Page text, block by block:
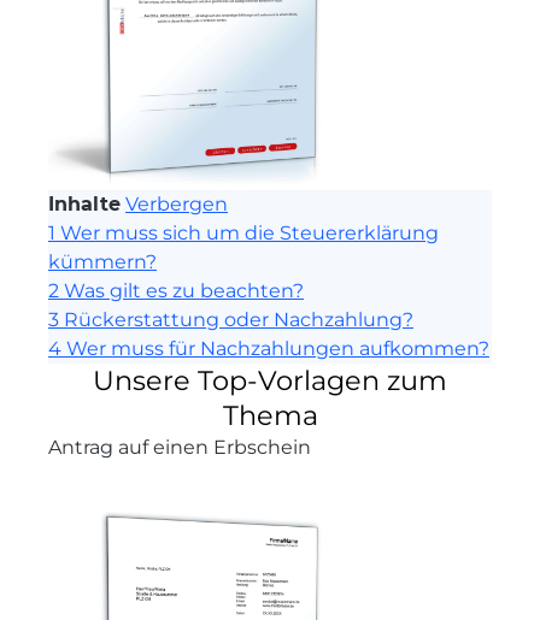
Inhalte Verbergen
1 Wer muss sich um die Steuererklärung
kümmern?
2 Was gilt es zu beachten?
3 Rückerstattung oder Nachzahlung?
4 Wer muss für Nachzahlungen aufkommen?
Unsere Top-Vorlagen zum
Thema
Antrag auf einen Erbschein